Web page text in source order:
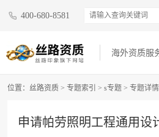
400-680-8581
海外资质服
位置： 丝路资质 > 专题索引 > s专题 > 专题详情
申请帕劳照明工程通用设